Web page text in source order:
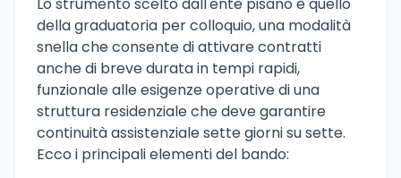
della graduatoria per colloquio, una modalità
snella che consente di attivare contratti
anche di breve durata in tempi rapidi,
funzionale alle esigenze operative di una
struttura residenziale che deve garantire
continuità assistenziale sette giorni su sette.
Ecco i principali elementi del bando: